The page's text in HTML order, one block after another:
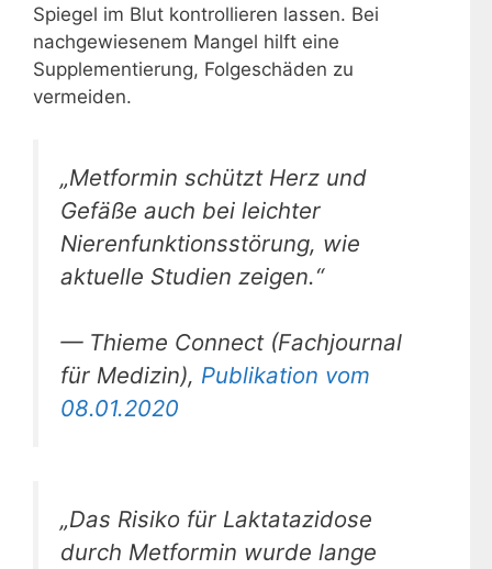
Spiegel im Blut kontrollieren lassen. Bei
nachgewiesenem Mangel hilft eine
Supplementierung, Folgeschäden zu
vermeiden.
„Metformin schützt Herz und
Gefäße auch bei leichter
Nierenfunktionsstörung, wie
aktuelle Studien zeigen.“
— Thieme Connect (Fachjournal
für Medizin), Publikation vom
08.01.2020
„Das Risiko für Laktatazidose
durch Metformin wurde lange